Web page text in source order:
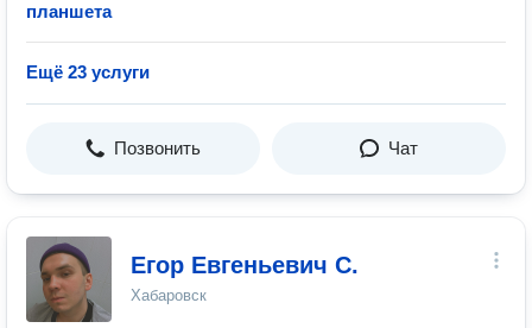
планшета
Ещё 23 услуги
Позвонить Чат
Егор Евгеньевич С.
Хабаровск